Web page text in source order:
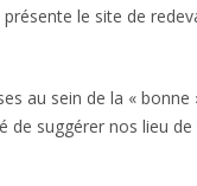
le site de
au sein de la «
de suggérer nos lieu